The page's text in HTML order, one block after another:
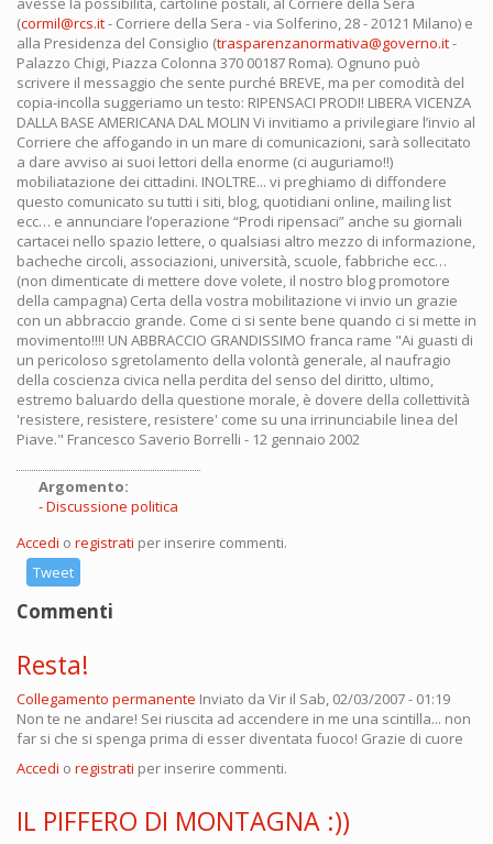
(cormil@rcs.it- Corriere della Sera - via Solferino, 28 - 20121 Milano) e
alla Presidenza del Consiglio (trasparenzanormativa@governo.it-
Palazzo Chigi, Piazza Colonna 370 00187 Roma). Ognuno può
scrivere il messaggio che sente purché BREVE, ma per comodità del
copia-incolla suggeriamo un testo: RIPENSACI PRODI! LIBERA VICENZA
DALLA BASE AMERICANA DAL MOLIN Vi invitiamo a privilegiare l’invio al
Corriere che affogando in un mare di comunicazioni, sarà sollecitato
a dare avviso ai suoi lettori della enorme (ci auguriamo!!)
mobiliatazione dei cittadini. INOLTRE... vi preghiamo di diffondere
questo comunicato su tutti i siti, blog, quotidiani online, mailing list
ecc… e annunciare l’operazione “Prodi ripensaci” anche su giornali
cartacei nello spazio lettere, o qualsiasi altro mezzo di informazione,
bacheche circoli, associazioni, università, scuole, fabbriche ecc…
(non dimenticate di mettere dove volete, il nostro blog promotore
della campagna) Certa della vostra mobilitazione vi invio un grazie
con un abbraccio grande. Come ci si sente bene quando ci si mette in
movimento!!!! UN ABBRACCIO GRANDISSIMO franca rame "Ai guasti di
un pericoloso sgretolamento della volontà generale, al naufragio
della coscienza civica nella perdita del senso del diritto, ultimo,
estremo baluardo della questione morale, è dovere della collettività
'resistere, resistere, resistere' come su una irrinunciabile linea del
Piave." Francesco Saverio Borrelli - 12 gennaio 2002
Argomento:
Discussione politica
Accedi o registrati per inserire commenti.
Tweet
Commenti
Resta!
Collegamento permanente Inviato da Vir il Sab, 02/03/2007 - 01:19
Non te ne andare! Sei riuscita ad accendere in me una scintilla... non
far si che si spenga prima di esser diventata fuoco! Grazie di cuore
Accedi o registrati per inserire commenti.
IL PIFFERO DI MONTAGNA :))